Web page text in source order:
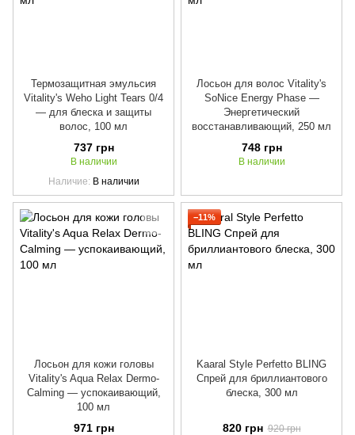
Термозащитная эмульсия
Vitality's Weho Light Tears 0/4
— для блеска и защиты
волос, 100 мл
737 грн
В наличии
Наличие В наличии
Лосьон для волос Vitality's
SoNice Energy Phase —
Энергетический
восстанавливающий, 250 мл
748 грн
В наличии
Лосьон для кожи головы
Vitality's Aqua Relax Dermo-
Calming — успокаивающий,
100 мл
971 грн
−11%
Kaaral Style Perfetto BLING
Спрей для бриллиантового
блеска, 300 мл
820 грн 920 грн